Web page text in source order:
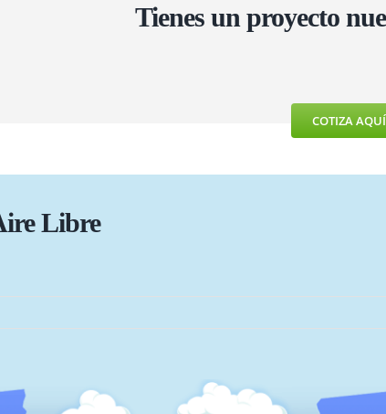
Tienes un proyecto
COTIZA AQUÍ
Libre